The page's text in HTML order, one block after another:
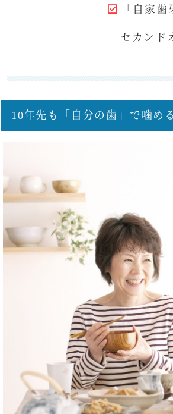
「自家
セカンド
10年先も「自分の歯」で噛め